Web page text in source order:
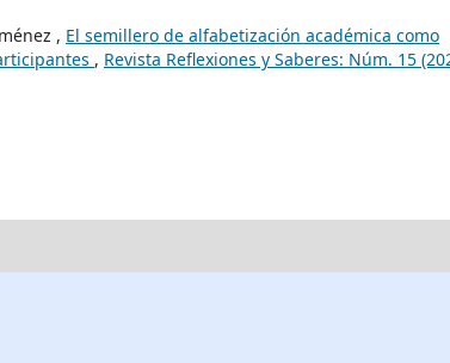
, El semillero de alfabetización académica como
, Revista Reflexiones y Saberes: Núm. 15